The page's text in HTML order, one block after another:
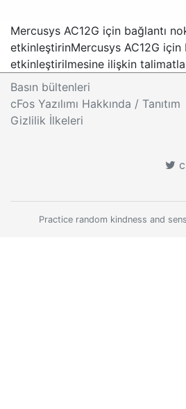
Mercusys AC12G için bağlantı
etkinleştirinMercusys AC12G
etkinleştirilmesine ilişkin
Basın bültenleri
cFos Yazılımı Hakkında / Tanıtım
Gizlilik İlkeleri
Practice random kindness and